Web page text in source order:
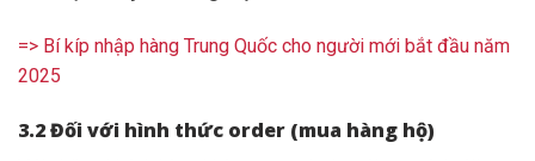
=> Bí kíp nhập hàng Trung Quốc cho người mới bắt đầu năm
2025
3.2 Đối với hình thức order (mua hàng hộ)